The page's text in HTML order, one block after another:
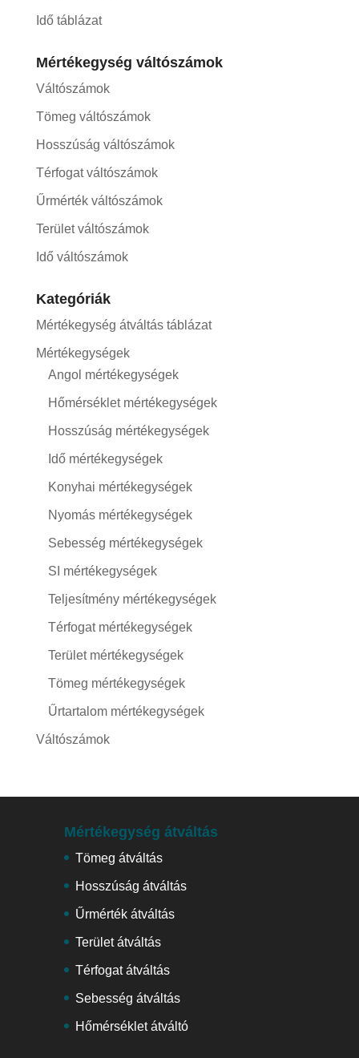
Idő táblázat
Mértékegység váltószámok
Váltószámok
Tömeg váltószámok
Hosszúság váltószámok
Térfogat váltószámok
Űrmérték váltószámok
Terület váltószámok
Idő váltószámok
Kategóriák
Mértékegység átváltás táblázat
Mértékegységek
Angol mértékegységek
Hőmérséklet mértékegységek
Hosszúság mértékegységek
Idő mértékegységek
Konyhai mértékegységek
Nyomás mértékegységek
Sebesség mértékegységek
SI mértékegységek
Teljesítmény mértékegységek
Térfogat mértékegységek
Terület mértékegységek
Tömeg mértékegységek
Űrtartalom mértékegységek
Váltószámok
Mértékegység átváltás
Tömeg átváltás
Hosszúság átváltás
Űrmérték átváltás
Terület átváltás
Térfogat átváltás
Sebesség átváltás
Hőmérséklet átváltó